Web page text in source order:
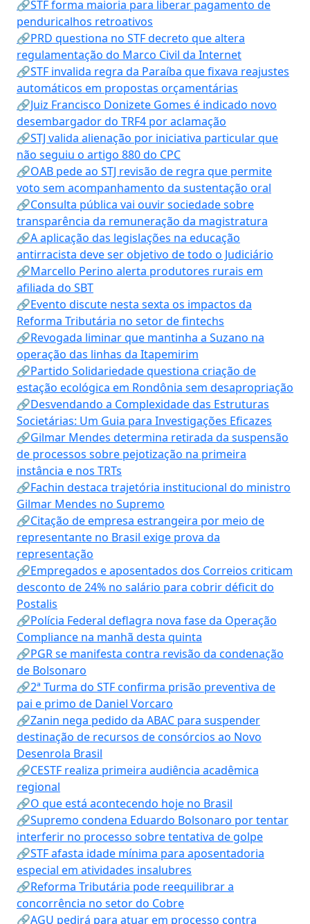
🔗STF forma maioria para liberar pagamento de
penduricalhos retroativos
🔗PRD questiona no STF decreto que altera
regulamentação do Marco Civil da Internet
🔗STF invalida regra da Paraíba que fixava reajustes
automáticos em propostas orçamentárias
🔗Juiz Francisco Donizete Gomes é indicado novo
desembargador do TRF4 por aclamação
🔗STJ valida alienação por iniciativa particular que
não seguiu o artigo 880 do CPC
🔗OAB pede ao STJ revisão de regra que permite
voto sem acompanhamento da sustentação oral
🔗Consulta pública vai ouvir sociedade sobre
transparência da remuneração da magistratura
🔗A aplicação das legislações na educação
antirracista deve ser objetivo de todo o Judiciário
🔗Marcello Perino alerta produtores rurais em
afiliada do SBT
🔗Evento discute nesta sexta os impactos da
Reforma Tributária no setor de fintechs
🔗Revogada liminar que mantinha a Suzano na
operação das linhas da Itapemirim
🔗Partido Solidariedade questiona criação de
estação ecológica em Rondônia sem desapropriação
🔗Desvendando a Complexidade das Estruturas
Societárias: Um Guia para Investigações Eficazes
🔗Gilmar Mendes determina retirada da suspensão
de processos sobre pejotização na primeira
instância e nos TRTs
🔗Fachin destaca trajetória institucional do ministro
Gilmar Mendes no Supremo
🔗Citação de empresa estrangeira por meio de
representante no Brasil exige prova da
representação
🔗Empregados e aposentados dos Correios criticam
desconto de 24% no salário para cobrir déficit do
Postalis
🔗Polícia Federal deflagra nova fase da Operação
Compliance na manhã desta quinta
🔗PGR se manifesta contra revisão da condenação
de Bolsonaro
🔗2ª Turma do STF confirma prisão preventiva de
pai e primo de Daniel Vorcaro
🔗Zanin nega pedido da ABAC para suspender
destinação de recursos de consórcios ao Novo
Desenrola Brasil
🔗CESTF realiza primeira audiência acadêmica
regional
🔗O que está acontecendo hoje no Brasil
🔗Supremo condena Eduardo Bolsonaro por tentar
interferir no processo sobre tentativa de golpe
🔗STF afasta idade mínima para aposentadoria
especial em atividades insalubres
🔗Reforma Tributária pode reequilibrar a
concorrência no setor do Cobre
🔗AGU pedirá para atuar em processo contra